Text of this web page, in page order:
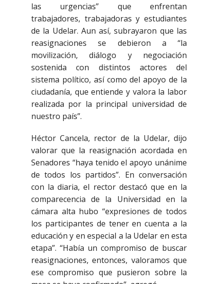
las urgencias” que enfrentan
trabajadores, trabajadoras y estudiantes
de la Udelar. Aun así, subrayaron que las
reasignaciones se debieron a “la
movilización, diálogo y negociación
sostenida con distintos actores del
sistema político, así como del apoyo de la
ciudadanía, que entiende y valora la labor
realizada por la principal universidad de
nuestro país”.
Héctor Cancela, rector de la Udelar, dijo
valorar que la reasignación acordada en
Senadores “haya tenido el apoyo unánime
de todos los partidos”. En conversación
con la diaria, el rector destacó que en la
comparecencia de la Universidad en la
cámara alta hubo “expresiones de todos
los participantes de tener en cuenta a la
educación y en especial a la Udelar en esta
etapa”. “Había un compromiso de buscar
reasignaciones, entonces, valoramos que
ese compromiso que pusieron sobre la